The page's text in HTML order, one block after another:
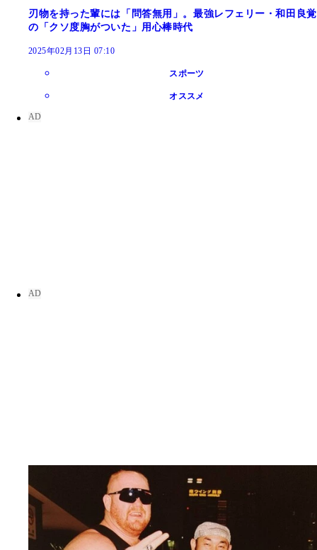
刃物を持った輩には「問答無用」。最強レフェリー・和田良覚
の「クソ度胸がついた」用心棒時代
2025年02月13日 07:10
スポーツ
オススメ